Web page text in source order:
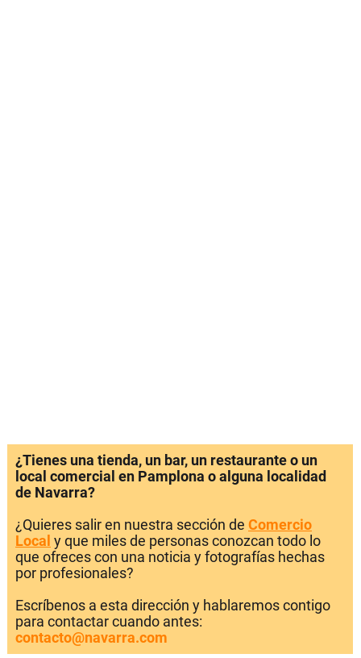
¿Tienes una tienda, un bar, un restaurante o un
local comercial en Pamplona o alguna localidad
de Navarra?
¿Quieres salir en nuestra sección de Comercio
Local y que miles de personas conozcan todo lo
que ofreces con una noticia y fotografías hechas
por profesionales?
Escríbenos a esta dirección y hablaremos contigo
para contactar cuando antes:
contacto@navarra.com